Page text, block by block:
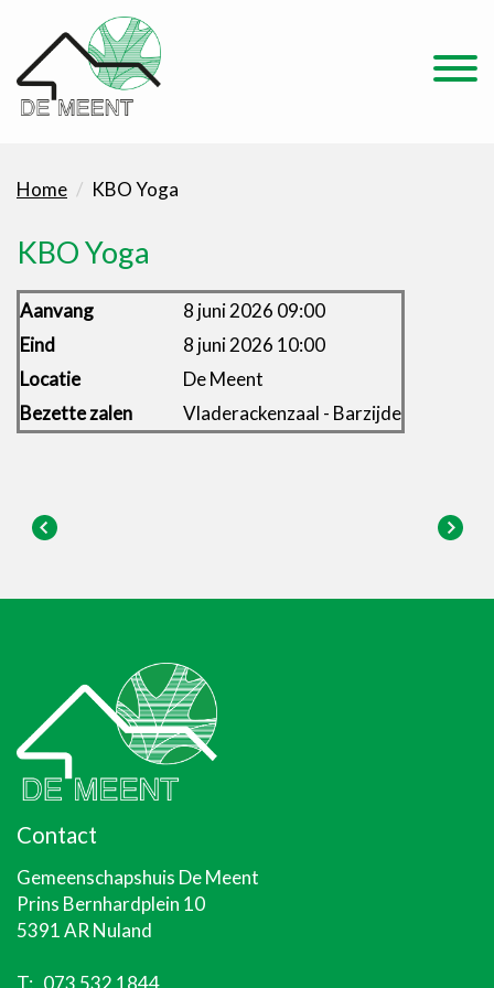
Home KBO Yoga
KBO Yoga
Aanvang
8 juni 2026 09:00
Eind
8 juni 2026 10:00
Locatie
De Meent
Bezette zalen
Vladerackenzaal - Barzijde
Contact
Gemeenschapshuis De Meent
Prins Bernhardplein 10
5391 AR Nuland
T: 073 532 1844